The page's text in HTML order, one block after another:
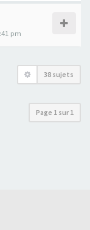
pm
38 sujets
Page 1 sur1